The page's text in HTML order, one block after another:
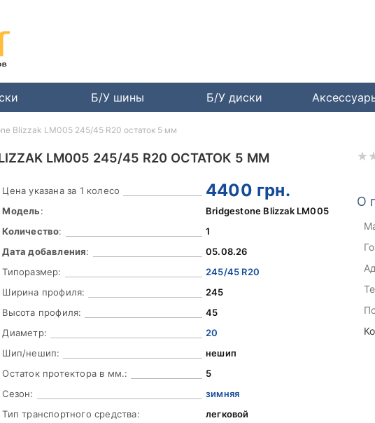
Б/У шины Б/У диски
LM005 245/45 R20 ОСТАТОК 5 ММ
Цена указана за 1 колесо 4400 грн.
Модель:
Bridgestone Blizzak LM005
Количество:
1
Дата добавления:
05.08.26
Типоразмер:
245/45 R20
Ширина профиля:
245
Высота профиля:
45
Диаметр:
20
Шип/нешип:
нешип
Остаток протектора в мм.:
5
Сезон:
зимняя
Тип транспортного средства:
легковой
О
Blizzak LM005 245/45 R20 остаток 5 мм